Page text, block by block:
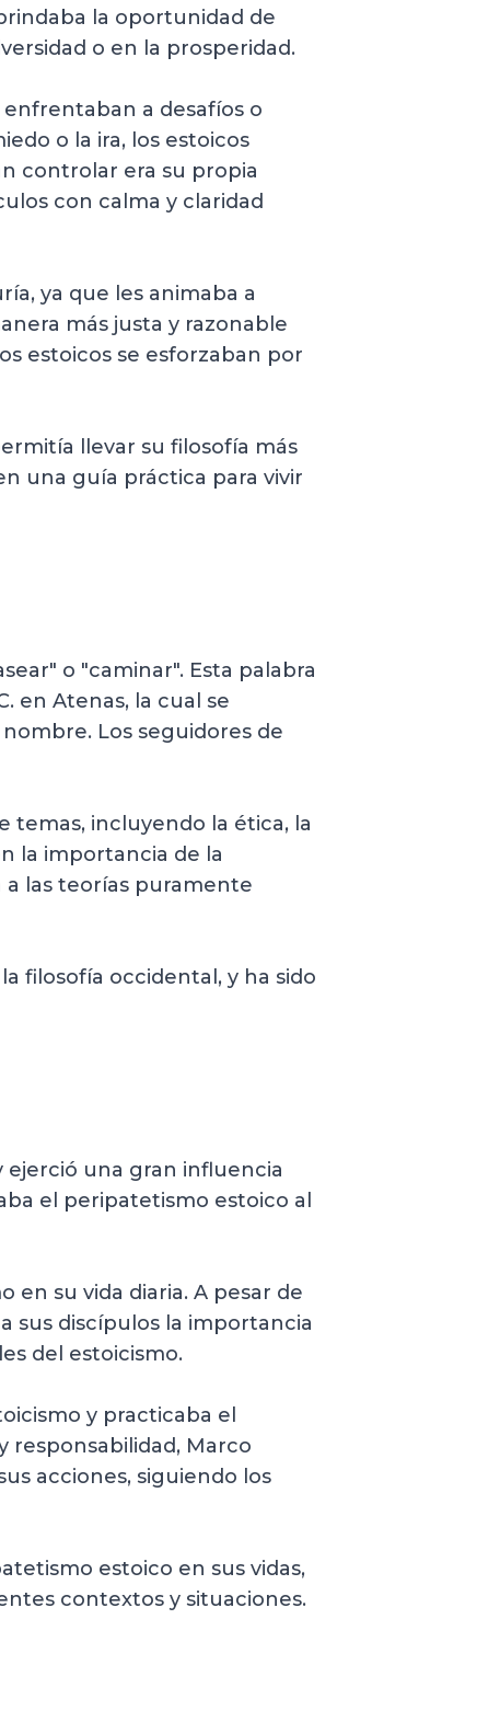
la oportunidad de
o en la prosperidad.
a desafíos o
o la ira, los estoicos
controlar era su propia
con calma y claridad
ya que les animaba a
más justa y razonable
estoicos se esforzaban por
llevar su filosofía más
una guía práctica para vivir
o "caminar". Esta palabra
en Atenas, la cual se
Los seguidores de
temas, incluyendo la ética, la
la importancia de la
las teorías puramente
filosofía occidental, y ha sido
ejerció una gran influencia
el peripatetismo estoico al
su vida diaria. A pesar de
sus discípulos la importancia
del estoicismo.
y practicaba el
Marco
acciones, siguiendo los
estoico en sus vidas,
contextos y situaciones.